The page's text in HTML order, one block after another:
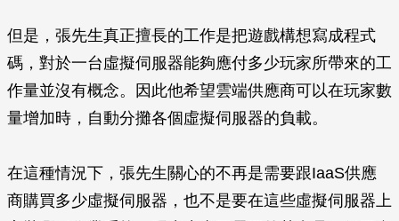
但是，張先生真正擅長的工作是把遊戲構想寫成程式
碼，對於一台虛擬伺服器能夠應付多少玩家所帶來的工
作量並沒有概念。因此他希望雲端供應商可以在玩家數
量增加時，自動分攤各個虛擬伺服器的負載。
在這種情況下，張先生關心的不再是需要跟IaaS供應
商購買多少虛擬伺服器，也不是要在這些虛擬伺服器上